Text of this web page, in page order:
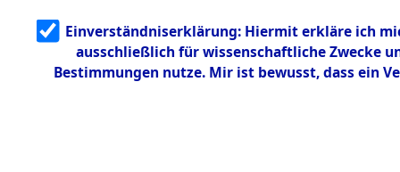
g
5.3.3
Todesmärsch
Einverständniserklärung: Hiermit erkläre ich
ausschließlich für wissenschaftliche Zwecke
Bestimmungen nutze. Mir ist bewusst, dass ein